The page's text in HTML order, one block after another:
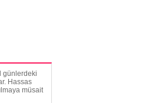
günlerdeki
Hassas
müsait